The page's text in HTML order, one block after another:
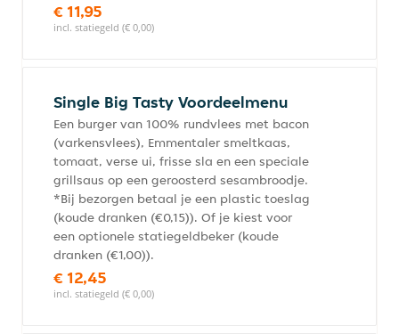
€ 11,95
incl. statiegeld (€ 0,00)
Single Big Tasty Voordeelmenu
Een burger van 100% rundvlees met bacon
(varkensvlees), Emmentaler smeltkaas,
tomaat, verse ui, frisse sla en een speciale
grillsaus op een geroosterd sesambroodje.
*Bij bezorgen betaal je een plastic toeslag
(koude dranken (€0,15)). Of je kiest voor
een optionele statiegeldbeker (koude
dranken (€1,00)).
€ 12,45
incl. statiegeld (€ 0,00)